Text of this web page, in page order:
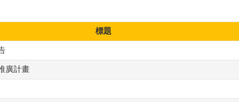
標題
廣計畫